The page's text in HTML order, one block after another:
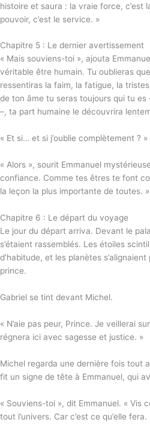
histoire et saura : la vraie force, c’est
pouvoir, c’est le service. »
Chapitre 5 : Le dernier avertissement
« Mais souviens-toi », ajouta
véritable être humain. Tu oublieras
ressentiras la faim, la fatigue, la
de ton âme tu seras toujours qui tu es
–, ta part humaine le découvrira
« Et si… et si j’oublie complètement ?
« Alors », sourit Emmanuel
confiance. Comme tes êtres te font
la leçon la plus importante de toutes. »
Chapitre 6 : Le départ du voyage
Le jour du départ arriva. Devant le
s’étaient rassemblés. Les étoiles
d’habitude, et les planètes
prince.
Gabriel se tint devant Michel.
« N’aie pas peur, Prince. Je veillerai
régnera ici avec sagesse et justice. »
Michel regarda une dernière fois tout
fit un signe de tête à Emmanuel, qui
« Souviens-toi », dit Emmanuel. « Vis
tout l’univers. Car c’est ce qu’elle fera.